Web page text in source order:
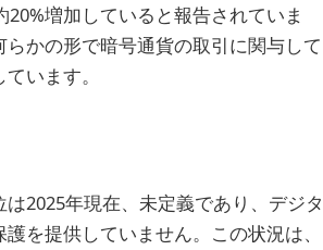
増加していると報告されていま
かの形で暗号通貨の取引に関与して
います。
2025年現在、未定義であり、デジタ
を提供していません。この状況は、